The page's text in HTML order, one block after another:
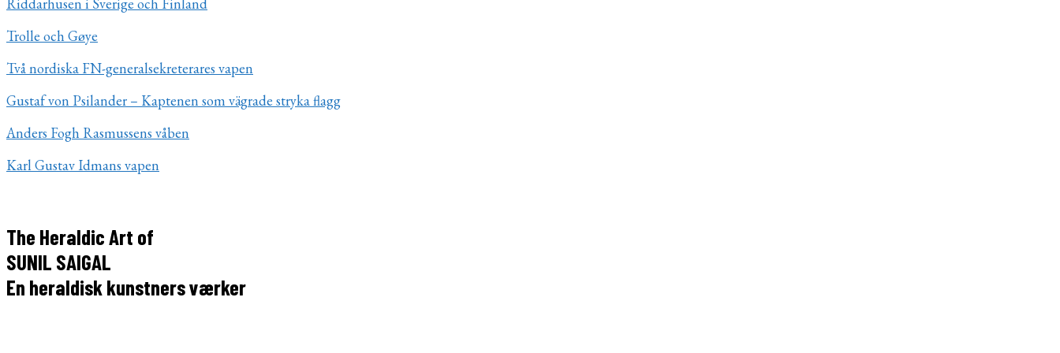
Trolle och Gøye
Två nordiska FN-generalsekreterares vapen
Gustaf von Psilander – Kaptenen som vägrade stryka flagg
Anders Fogh Rasmussens våben
Karl Gustav Idmans vapen
The Heraldic Art of
SUNIL SAIGAL
En heraldisk kunstners værker